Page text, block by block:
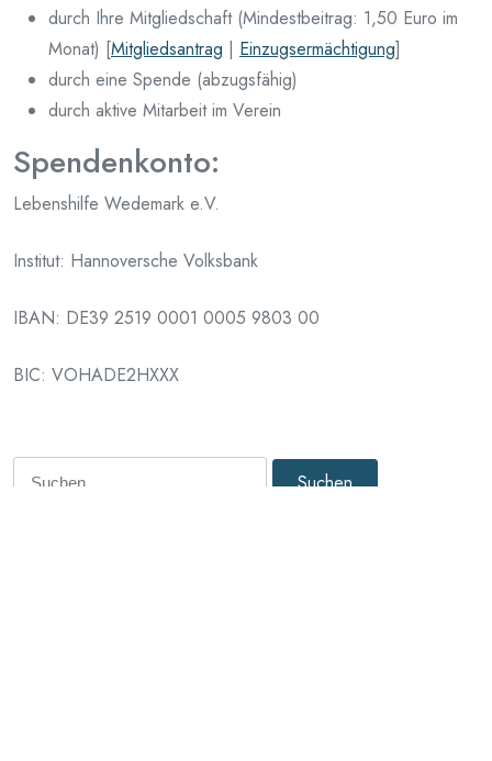
durch Ihre Mitgliedschaft (Mindestbeitrag: 1,50 Euro im
Monat) [Mitgliedsantrag | Einzugsermächtigung]
durch eine Spende (abzugsfähig)
durch aktive Mitarbeit im Verein
Spendenkonto:
Lebenshilfe Wedemark e.V.
Institut: Hannoversche Volksbank
IBAN: DE39 2519 0001 0005 9803 00
BIC: VOHADE2HXXX
Suche